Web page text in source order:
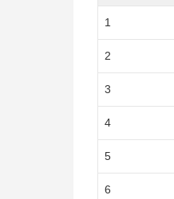
1
2
3
4
5
6